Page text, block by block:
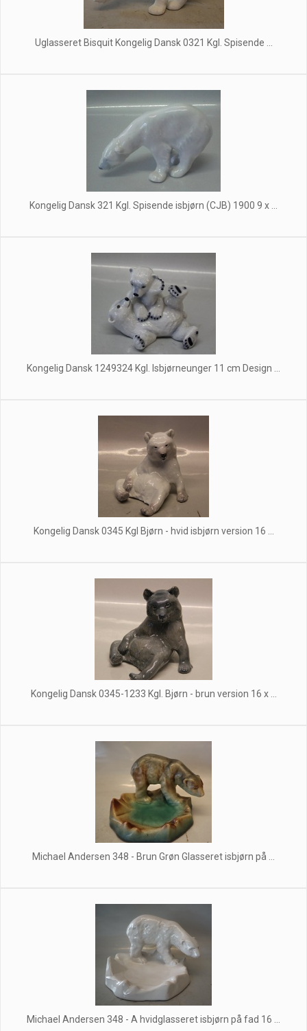
Uglasseret Bisquit Kongelig Dansk 0321 Kgl. Spisende ...
Kongelig Dansk 321 Kgl. Spisende isbjørn (CJB) 1900 9 x ...
Kongelig Dansk 1249324 Kgl. Isbjørneunger 11 cm Design ...
Kongelig Dansk 0345 Kgl Bjørn - hvid isbjørn version 16 ...
Kongelig Dansk 0345-1233 Kgl. Bjørn - brun version 16 x ...
Michael Andersen 348 - Brun Grøn Glasseret isbjørn på ...
Michael Andersen 348 - A hvidglasseret isbjørn på fad 16 ...